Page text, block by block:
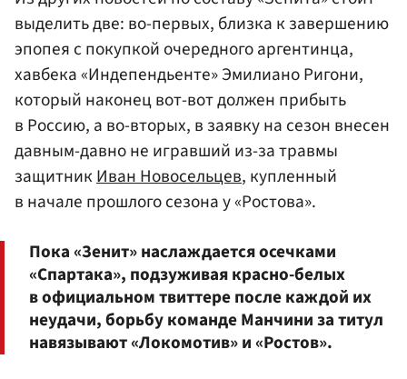
выделить две: во-первых, близка к завершению
эпопея с покупкой очередного аргентинца,
хавбека «Индепендьенте» Эмилиано Ригони,
который наконец вот-вот должен прибыть
в Россию, а во-вторых, в заявку на сезон внесен
давным-давно не игравший из-за травмы
защитникИван Новосельцев, купленный
в начале прошлого сезона у «Ростова».
Пока «Зенит» наслаждается осечками
«Спартака», подзуживая красно-белых
в официальном твиттере после каждой их
неудачи, борьбу команде Манчини за титул
навязывают «Локомотив» и «Ростов».